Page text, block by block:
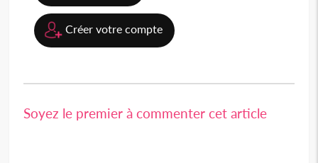
Créer votre compte
Soyez le premier à commenter cet article